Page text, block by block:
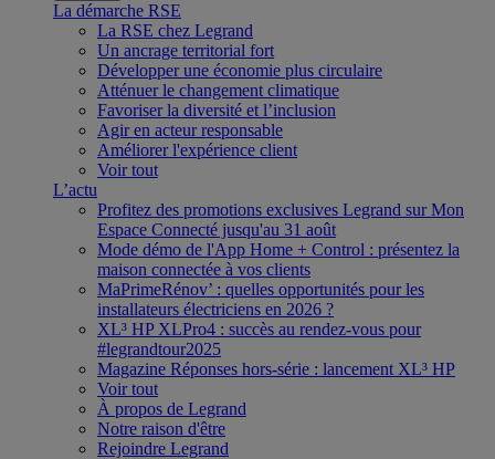
La démarche RSE
La RSE chez Legrand
Un ancrage territorial fort
Développer une économie plus circulaire
Atténuer le changement climatique
Favoriser la diversité et l’inclusion
Agir en acteur responsable
Améliorer l'expérience client
Voir tout
L’actu
Profitez des promotions exclusives Legrand sur Mon
Espace Connecté jusqu'au 31 août
Mode démo de l'App Home + Control : présentez la
maison connectée à vos clients
MaPrimeRénov’ : quelles opportunités pour les
installateurs électriciens en 2026 ?
XL³ HP XLPro4 : succès au rendez-vous pour
#legrandtour2025
Magazine Réponses hors-série : lancement XL³ HP
Voir tout
À propos de Legrand
Notre raison d'être
Rejoindre Legrand